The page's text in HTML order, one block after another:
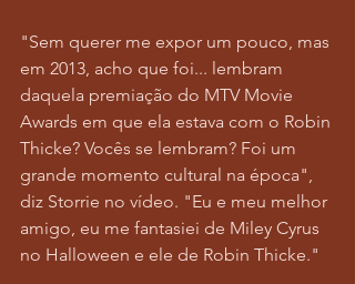
"Sem querer me expor um pouco, mas
em 2013, acho que foi... lembram
daquela premiação do MTV Movie
Awards em que ela estava com o Robin
Thicke? Vocês se lembram? Foi um
grande momento cultural na época",
diz Storrie no vídeo. "Eu e meu melhor
amigo, eu me fantasiei de Miley Cyrus
no Halloween e ele de Robin Thicke."